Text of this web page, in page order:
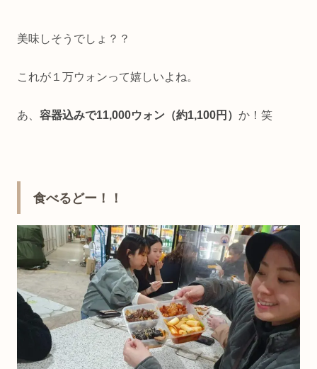
美味しそうでしょ？？
これが１万ウォンって嬉しいよね。
あ、 容器込みで11,000ウォン（約1,100円） か！笑
食べるどー！！